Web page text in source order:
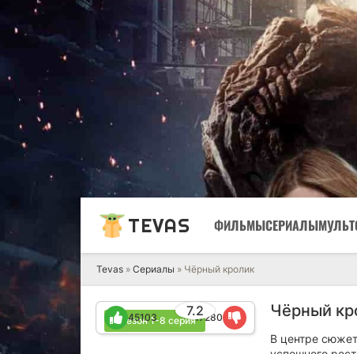
TEVAS ФИЛЬМЫСЕРИАЛЫ
Tevas » Сериалы » Чёрный кролик
Чёрный
1 сезон 1-8 серия
7.2
45103 17280
В центре